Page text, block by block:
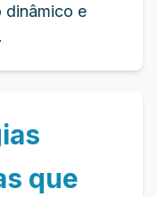
dinâmico e
que